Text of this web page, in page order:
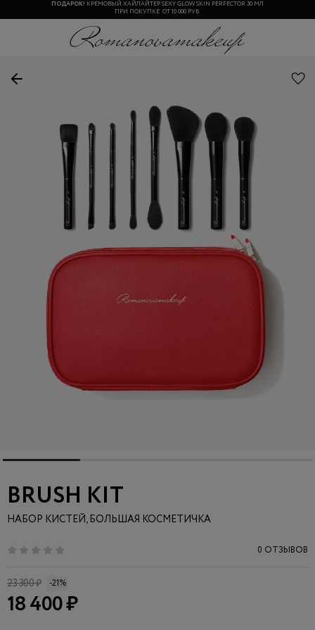
ПОДАРОК! КРЕМОВЫЙ ХАЙЛАЙТЕР SEXY GLOW SKIN PERFECTOR 30 МЛ
ПРИ ПОКУПКЕ ОТ 10 000 РУБ.
BRUSH KIT
НАБОР КИСТЕЙ, БОЛЬШАЯ КОСМЕТИЧКА
0 ОТЗЫВОВ
23 300 ₽ -21%
18 400 ₽